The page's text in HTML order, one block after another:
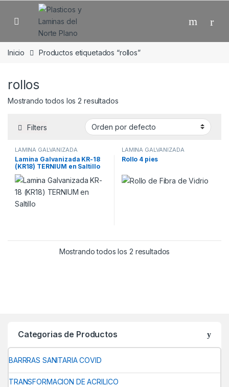
Skip to navigation
Skip to content
Open
Inicio Productos etiquetados “rollos”
rollos
Mostrando todos los 2 resultados
Filters
LAMINA GALVANIZADA
Lamina Galvanizada KR-18
(KR18) TERNIUM en Saltillo
LAMINA GALVANIZADA
Rollo 4 pies
Mostrando todos los 2 resultados
Categorias de Productos
BARRRAS SANITARIA COVID
TRANSFORMACION DE ACRILICO